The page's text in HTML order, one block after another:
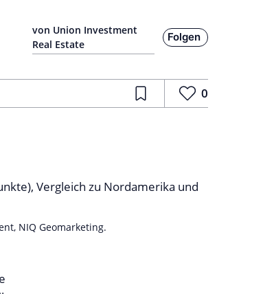
von Union Investment
Real Estate
Folgen
0
NIQ Geomarketing.